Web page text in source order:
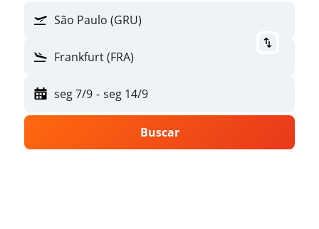
São Paulo (GRU)
Frankfurt (FRA)
seg 7/9 - seg 14/9
Buscar